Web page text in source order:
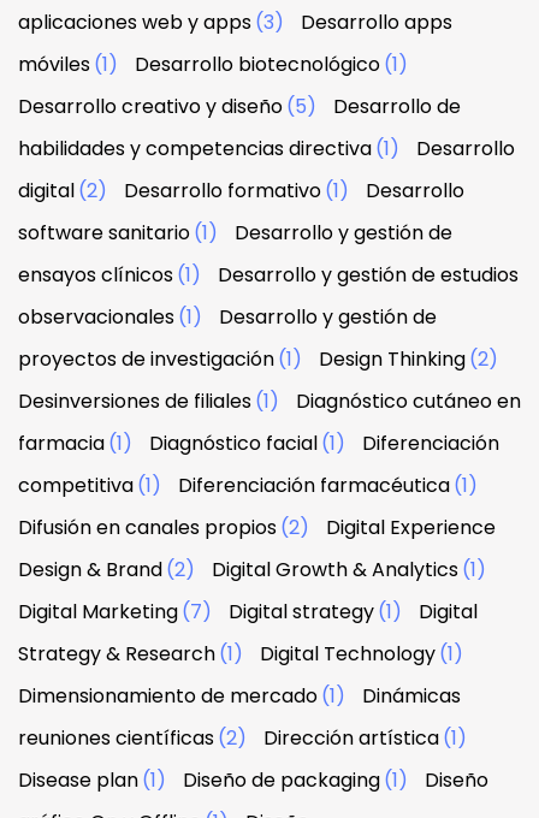
aplicaciones web y apps(3)
Desarrollo apps
móviles(1) Desarrollo biotecnológico(1)
Desarrollo creativo y diseño(5)
Desarrollo de
habilidades y competencias directiva(1)
Desarrollo
digital(2) Desarrollo formativo(1)
Desarrollo
software sanitario(1)
Desarrollo y gestión de
ensayos clínicos(1)
Desarrollo y gestión de estudios
observacionales(1)
Desarrollo y gestión de
proyectos de investigación(1) Design Thinking(2)
Desinversiones de filiales(1)
Diagnóstico cutáneo en
farmacia(1) Diagnóstico facial(1)
Diferenciación
competitiva(1) Diferenciación farmacéutica(1)
Difusión en canales propios(2)
Digital Experience
Design & Brand(2) Digital Growth & Analytics(1)
Digital Marketing(7) Digital strategy(1)
Digital
Strategy & Research(1) Digital Technology(1)
Dimensionamiento de mercado(1)
Dinámicas
reuniones científicas(2) Dirección artística(1)
Disease plan(1) Diseño de packaging(1)
Diseño